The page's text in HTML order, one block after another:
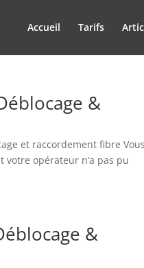
Accueil Tarifs
&
et raccordement fibre Vous
votre opérateur n’a pas pu
&